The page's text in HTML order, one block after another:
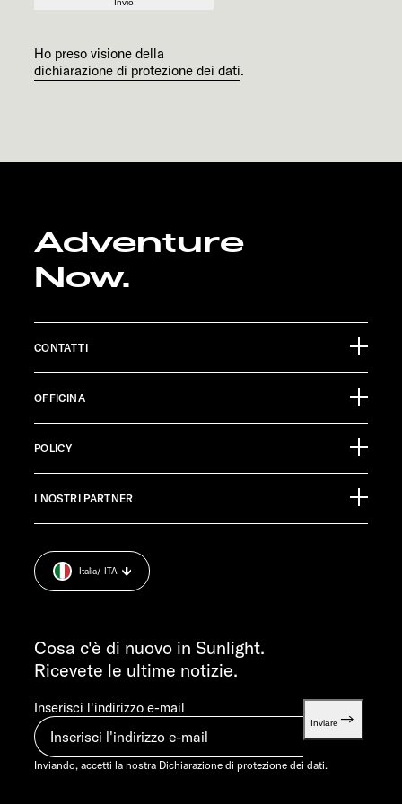
Invio
Ho preso visione della
dichiarazione di protezione dei dati.
Adventure
Now.
CONTATTI
Ölmühlestraße 6
88299 Leutkirch
Germany
SERVIZIO CLIENTI
service@service.sunlight.de
LUN-MART 7:30-12:00 E 13:00-16:00
VEN 07:30-12:00
info@sunlight.de
OFFICINA
Materiale informativo
POLICY
Impronta.
Cookie Consent
Informazioni sul peso.
I NOSTRI PARTNER
Cosa c'è di nuovo in Sunlight.
Ricevete le ultime notizie.
Inserisci l'indirizzo e-mail
Inviare
Inviando, accetti la nostra Dichiarazione di protezione dei dati.
Italia/ ITA